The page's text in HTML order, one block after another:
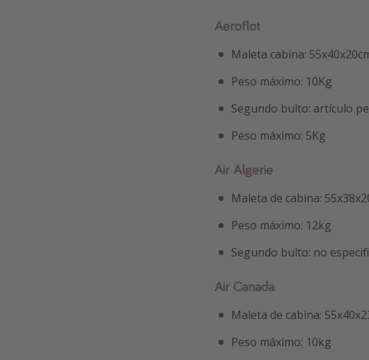
Aeroflot
Maleta cabina:
Peso máximo: 10Kg
Segundo bulto: artículo
Peso máximo: 5Kg
Air Algerie
Maleta de cabina:
Peso máximo: 12kg
Segundo bulto: no
Air Canada
Maleta de cabina:
Peso máximo: 10kg